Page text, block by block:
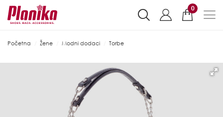
0
Početna Žene Modni dodaci Torbe